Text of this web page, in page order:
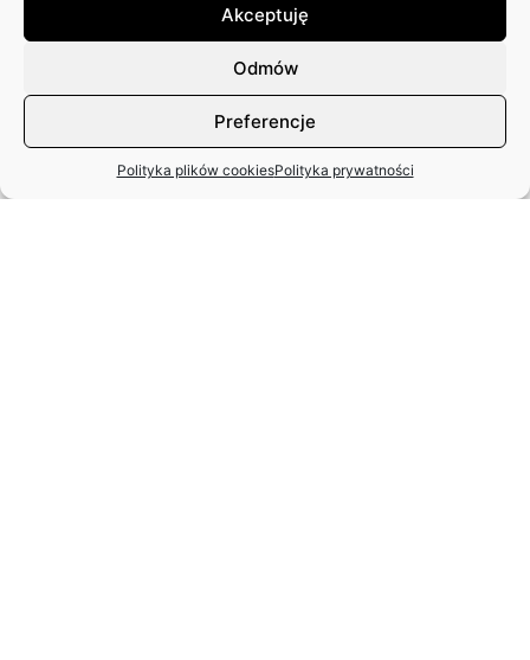
Akceptuję
Odmów
Preferencje
Polityka plików cookiesPolityka prywatności
PISMA: SCENY POLSKIE